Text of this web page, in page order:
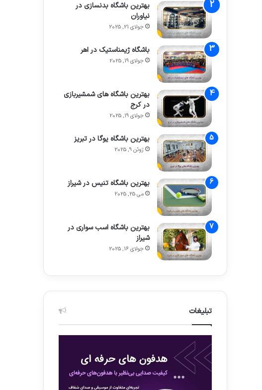
بهترین باشگاه بدنسازی در
نیاوران
جولای 21, 2025
باشگاه ژیمناستیک در اهر
جولای 19, 2025
بهترین باشگاه های شمشیربازی
در کرج
جولای 19, 2025
بهترین باشگاه یوگا در تبریز
ژوئن 9, 2025
بهترین باشگاه تنیس در شیراز
می 25, 2025
بهترین باشگاه اسب سواری در
شیراز
جولای 16, 2025
تبلیغات